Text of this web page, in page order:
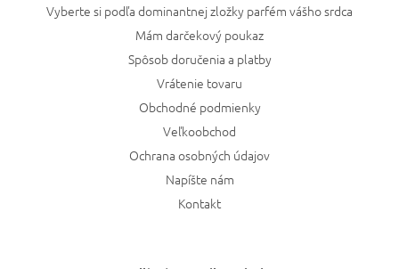
Vyberte si podľa dominantnej zložky parfém vášho srdca
Mám darčekový poukaz
Spôsob doručenia a platby
Vrátenie tovaru
Obchodné podmienky
Veľkoobchod
Ochrana osobných údajov
Napíšte nám
Kontakt